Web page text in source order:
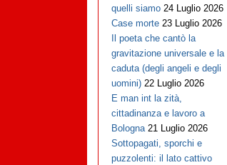
quelli siamo 24 Luglio 2026
Case morte 23 Luglio 2026
Il poeta che cantò la
gravitazione universale e la
caduta (degli angeli e degli
uomini) 22 Luglio 2026
E man int la zità,
cittadinanza e lavoro a
Bologna 21 Luglio 2026
Sottopagati, sporchi e
puzzolenti: il lato cattivo